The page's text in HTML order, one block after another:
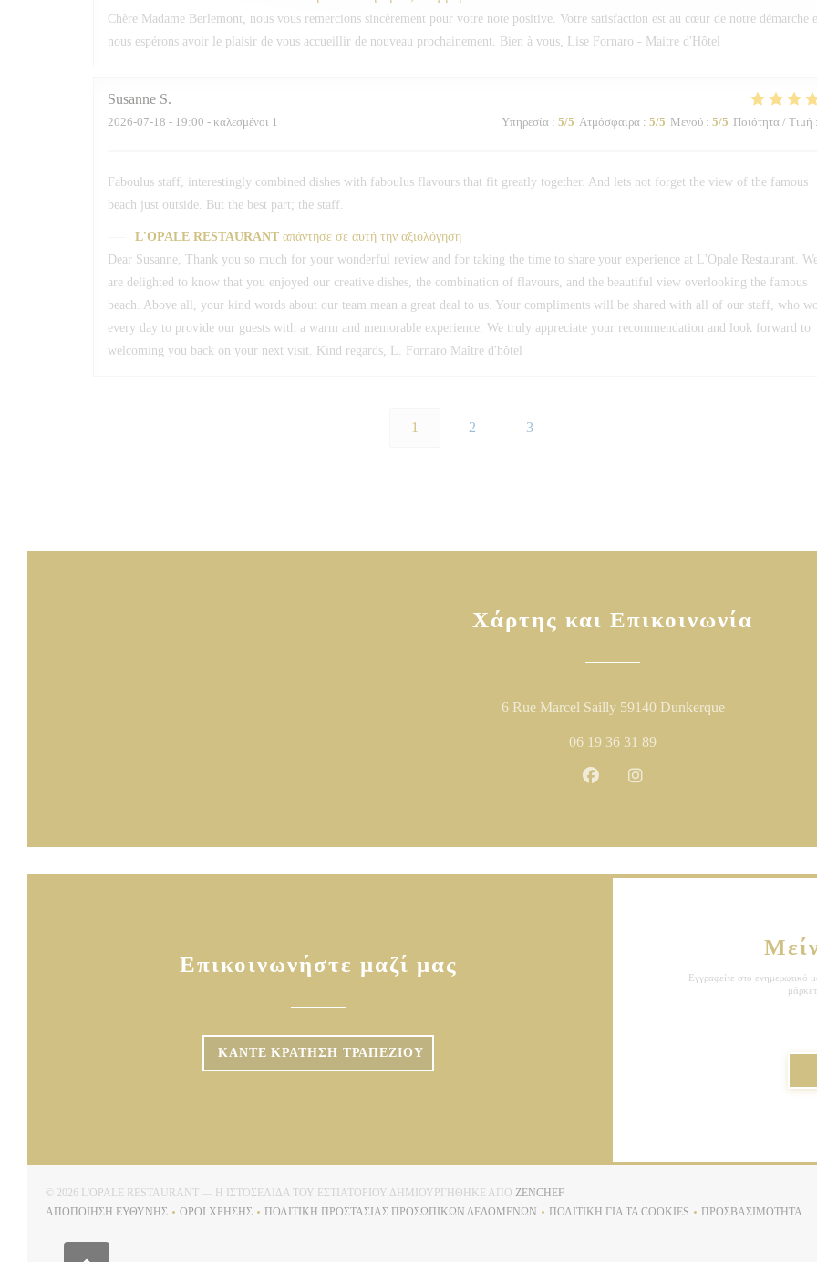
Chère Madame Berlemont, nous vous remercions sincèrement pour votre note positive. Votre satisfaction est au cœur de notre démarche
nous espérons avoir le plaisir de vous accueillir de nouveau prochainement. Bien à vous, Lise Fornaro - Maitre d'Hôtel
Susanne S
2026-07-18 - 19:00 - καλεσμένοι 1 Υπηρεσία: 5/5 Ατμόσφαιρα: 5/5 Μενού: 5/5 Ποιότητα / Τιμή :
Faboulus staff, interestingly combined dishes with faboulus flavours that fit greatly together. And lets not forget the view of the famous
beach just outside. But the best part; the staff.
L'OPALE RESTAURANT απάντησε σε αυτή την αξιολόγηση
Dear Susanne, Thank you so much for your wonderful review and for taking the time to share your experience at L'Opale Restaurant.
are delighted to know that you enjoyed our creative dishes, the combination of flavours, and the beautiful view overlooking the famous
beach. Above all, your kind words about our team mean a great deal to us. Your compliments will be shared with all of our staff, who
every day to provide our guests with a warm and memorable experience. We truly appreciate your recommendation and look forward to
welcoming you back on your next visit. Kind regards, L. Fornaro Maître d'hôtel
1 2 3
Χάρτης και Επικοινωνία
6 Rue Marcel Sailly 59140 Dunkerque((ανοίγει σε
06 19 36 31 89
Facebook ((ανοίγει σε νέο
Επικοινωνήστε μαζί μας
ΚΆΝΤΕ ΚΡΆΤΗΣΗ ΤΡΑΠΕΖΙΟΎ
Εγγραφείτε στο ενημερωτικό
© 2026 L'OPALE RESTAURANT — Η ΙΣΤΟΣΕΛΊΔΑ ΤΟΥ ΕΣΤΙΑΤΟΡΊΟΥ ΔΗΜΙΟΥΡΓΉΘΗΚΕ ΑΠΌ ZENCHEF
ΑΠΟΠΟΊΗΣΗ ΕΥΘΎΝΗΣ
ΌΡΟΙ ΧΡΉΣΗΣ ΠΟΛΙΤΙΚΉ ΠΡΟΣΤΑΣΊΑΣ ΠΡΟΣΩΠΙΚΏΝ ΔΕΔΟΜΈΝΩΝ ΠΟΛΙΤΙΚΉ ΓΙΑ ΤΑ COOKIES ΠΡΟΣΒΑΣΙΜΌΤΗΤΑ